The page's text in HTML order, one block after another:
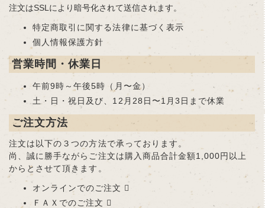
注文はSSLにより暗号化されて送信されます。
特定商取引に関する法律に基づく表示
個人情報保護方針
営業時間・休業日
午前9時～午後5時（月〜金）
土・日・祝日及び、12月28日〜1月3日まで休業
ご注文方法
注文は以下の３つの方法で承っております。
尚、誠に勝手ながらご注文は購入商品合計金額1,000円以上
からとさせて頂きます。
オンラインでのご注文
ＦＡＸでのご注文